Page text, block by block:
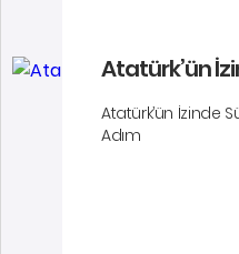
Atatürk’ün
Atatürk’ün İzinde
Adım